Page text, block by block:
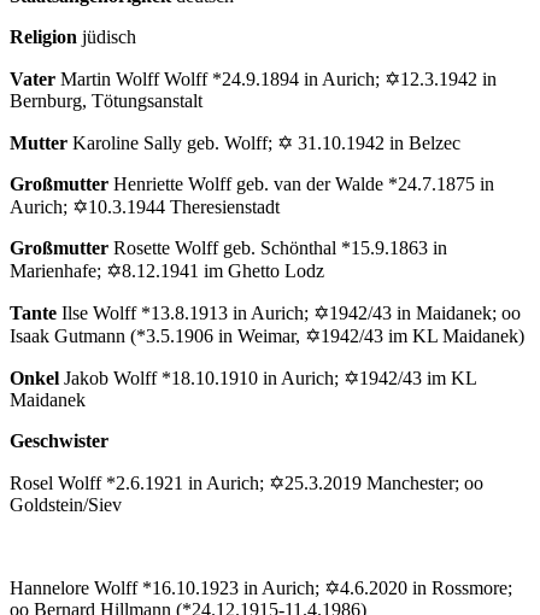
Religion jüdisch
Vater Martin Wolff Wolff *24.9.1894 in Aurich; ✡12.3.1942 in
Bernburg, Tötungsanstalt
Mutter Karoline Sally geb. Wolff; ✡ 31.10.1942 in Belzec
Großmutter Henriette Wolff geb. van der Walde *24.7.1875 in
Aurich; ✡10.3.1944 Theresienstadt
Großmutter Rosette Wolff geb. Schönthal *15.9.1863 in
Marienhafe; ✡8.12.1941 im Ghetto Lodz
Tante Ilse Wolff *13.8.1913 in Aurich; ✡1942/43 in Maidanek; oo
Isaak Gutmann (*3.5.1906 in Weimar, ✡1942/43 im KL Maidanek)
Onkel Jakob Wolff *18.10.1910 in Aurich; ✡1942/43 im KL
Maidanek
Geschwister
Rosel Wolff *2.6.1921 in Aurich; ✡25.3.2019 Manchester; oo
Goldstein/Siev
Hannelore Wolff *16.10.1923 in Aurich; ✡4.6.2020 in Rossmore;
oo Bernard Hillmann (*24.12.1915-11.4.1986)